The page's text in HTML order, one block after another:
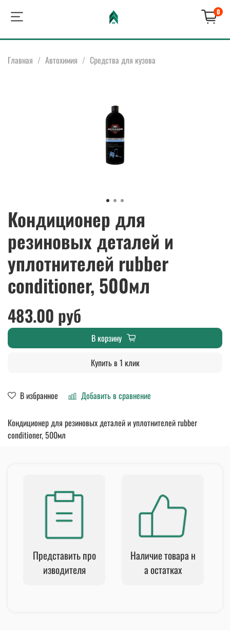
0
Главная Автохимия Средства для кузова
Кондиционер для
резиновых деталей и
уплотнителей rubber
conditioner, 500мл
В избранное Добавить в сравнение
483.00 руб
В корзину
Купить в 1 клик
Кондиционер для резиновых деталей и уплотнителей rubber
conditioner, 500мл
Представить про
изводителя
Наличие товара н
а остатках